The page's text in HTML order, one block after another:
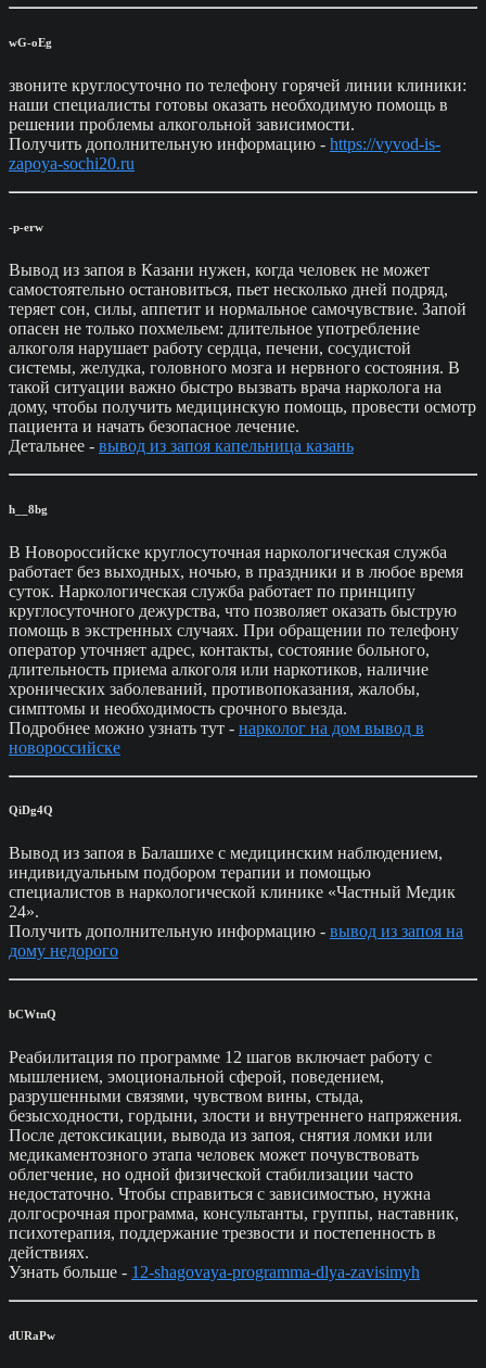
wG-oEg
звоните круглосуточно по телефону горячей линии клиники:
наши специалисты готовы оказать необходимую помощь в
решении проблемы алкогольной зависимости.
Получить дополнительную информацию - https://vyvod-is-
zapoya-sochi20.ru
-p-erw
Вывод из запоя в Казани нужен, когда человек не может
самостоятельно остановиться, пьет несколько дней подряд,
теряет сон, силы, аппетит и нормальное самочувствие. Запой
опасен не только похмельем: длительное употребление
алкоголя нарушает работу сердца, печени, сосудистой
системы, желудка, головного мозга и нервного состояния. В
такой ситуации важно быстро вызвать врача нарколога на
дому, чтобы получить медицинскую помощь, провести осмотр
пациента и начать безопасное лечение.
Детальнее - вывод из запоя капельница казань
h__8bg
В Новороссийске круглосуточная наркологическая служба
работает без выходных, ночью, в праздники и в любое время
суток. Наркологическая служба работает по принципу
круглосуточного дежурства, что позволяет оказать быструю
помощь в экстренных случаях. При обращении по телефону
оператор уточняет адрес, контакты, состояние больного,
длительность приема алкоголя или наркотиков, наличие
хронических заболеваний, противопоказания, жалобы,
симптомы и необходимость срочного выезда.
Подробнее можно узнать тут - нарколог на дом вывод в
новороссийске
QiDg4Q
Вывод из запоя в Балашихе с медицинским наблюдением,
индивидуальным подбором терапии и помощью
специалистов в наркологической клинике «Частный Медик
24».
Получить дополнительную информацию - вывод из запоя на
дому недорого
bCWtnQ
Реабилитация по программе 12 шагов включает работу с
мышлением, эмоциональной сферой, поведением,
разрушенными связями, чувством вины, стыда,
безысходности, гордыни, злости и внутреннего напряжения.
После детоксикации, вывода из запоя, снятия ломки или
медикаментозного этапа человек может почувствовать
облегчение, но одной физической стабилизации часто
недостаточно. Чтобы справиться с зависимостью, нужна
долгосрочная программа, консультанты, группы, наставник,
психотерапия, поддержание трезвости и постепенность в
действиях.
Узнать больше - 12-shagovaya-programma-dlya-zavisimyh
dURaPw